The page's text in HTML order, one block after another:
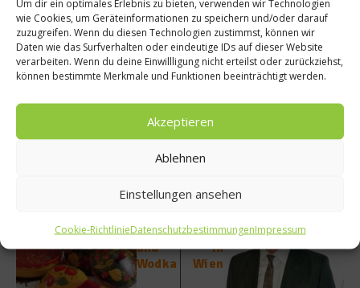
Um dir ein optimales Erlebnis zu bieten, verwenden wir Technologien
wie Cookies, um Geräteinformationen zu speichern und/oder darauf
zuzugreifen. Wenn du diesen Technologien zustimmst, können wir
Daten wie das Surfverhalten oder eindeutige IDs auf dieser Website
verarbeiten. Wenn du deine Einwillligung nicht erteilst oder zurückziehst,
können bestimmte Merkmale und Funktionen beeinträchtigt werden.
Akzeptieren
Ablehnen
Einstellungen ansehen
Cookie-RichtlinieDatenschutzbestimmungenImpressum
Das sagtSpitzenkoch Silvio Nickol zu dem urbanen
Mythos, aus dem Restaurant verwiesen zu werden
Beitrag teilen
für
tsch
und
Wodka
Nächster Beitrag
Nickol
Sterne
in
Wien